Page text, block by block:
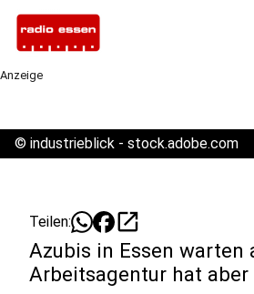
Anzeige
© industrieblick - stock.adobe.com
Teilen: open_in_new
Azubis in Essen warten
Arbeitsagentur hat aber